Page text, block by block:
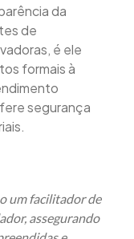
da
de
é ele
formais à
segurança
um facilitador de
assegurando